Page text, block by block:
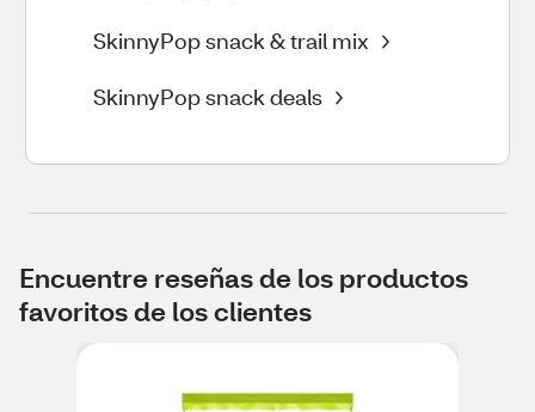
SkinnyPop snack & trail mix
SkinnyPop snack deals
Encuentre reseñas de los productos
favoritos de los clientes